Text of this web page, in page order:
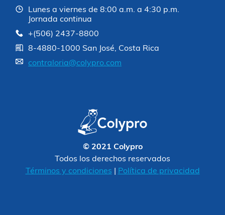
Lunes a viernes de 8:00 a.m. a 4:30 p.m.
Jornada continua
+(506) 2437-8800
8-4880-1000 San José, Costa Rica
contraloria@colypro.com
© 2021 Colypro
Todos los derechos reservados
Términos y condiciones
Política de privacidad